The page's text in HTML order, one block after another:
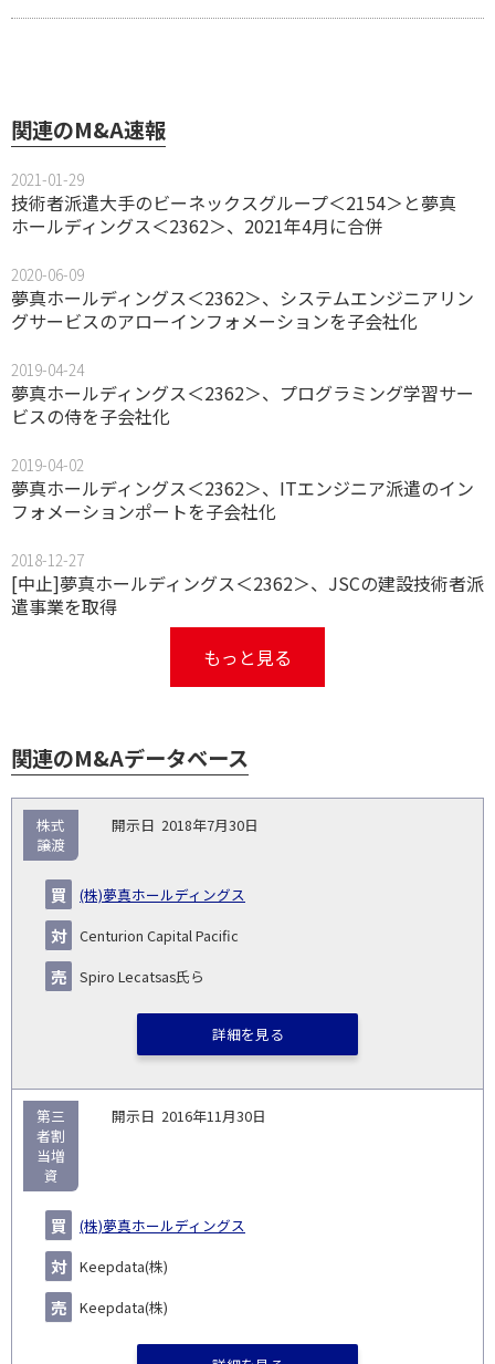
関連のM&A速報
2021-01-29
技術者派遣大手のビーネックスグループ＜2154＞と夢真
ホールディングス＜2362＞、2021年4月に合併
2020-06-09
夢真ホールディングス＜2362＞、システムエンジニアリン
グサービスのアローインフォメーションを子会社化
2019-04-24
夢真ホールディングス＜2362＞、プログラミング学習サー
ビスの侍を子会社化
2019-04-02
夢真ホールディングス＜2362＞、ITエンジニア派遣のイン
フォメーションポートを子会社化
2018-12-27
[中止]夢真ホールディングス＜2362＞、JSCの建設技術者派
遣事業を取得
もっと見る
関連のM&Aデータベース
示
い
企
業・
事業
り
種
2018年7月30日
(株)夢真ホールディングス
Centurion Capital Pacific
Spiro Lecatsas氏ら
株式
譲渡
詳細を見る
2016年11月30日
(株)夢真ホールディングス
Keepdata(株)
Keepdata(株)
第三
者割
当増
資